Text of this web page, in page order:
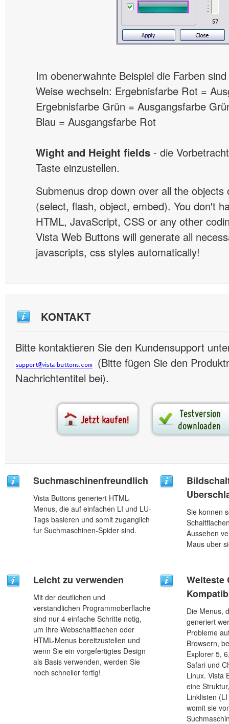
Im obenerwahnte Beispiel die Farben
Weise wechseln: Ergebnisfarbe Rot =
Ergebnisfarbe Grün = Ausgangsfarbe
Blau = Ausgangsfarbe Rot
Wight and Height fields - die
Taste einzustellen.
Submenus drop down over all the objects
(select, flash, object, embed). You don't
HTML, JavaScript, CSS or any other
Vista Web Buttons will generate all
javascripts, css styles automatically!
KONTAKT
Bitte kontaktieren Sie den Kundensupport
(Bitte fügen Sie den
Nachrichtentitel bei).
Suchmaschinenfreundlich
Vista Buttons generiert HTML-
Menus, die auf einfachen LI und LU-
Tags basieren und somit zuganglich
fur Suchmaschinen-Spider sind.
Sie konnen
Aussehen
Maus uber
Leicht zu verwenden
Mit der deutlichen und
verstandlichen Programmoberflache
sind nur 4 einfache Schritte notig,
um Ihre Webschaltflachen oder
HTML-Menus bereitzustellen und
wenn Sie ein vorgefertigtes Design
als Basis verwenden, werden Sie
noch schneller fertig!
Weiteste
Die Menus,
generiert
Probleme
Browsern,
Explorer 5,
Safari und
Linux. Vista
eine
Linklisten
womit sie